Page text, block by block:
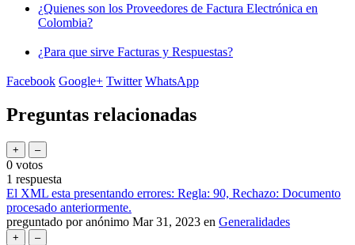
¿Quienes son los Proveedores de Factura Electrónica en
Colombia?
¿Para que sirve Facturas y Respuestas?
Facebook Google+ Twitter WhatsApp
Preguntas relacionadas
0 votos
1 respuesta
El XML esta presentando errores: Regla: 90, Rechazo: Documento
procesado anteriormente.
preguntado poranónimo Mar 31, 2023 en Generalidades